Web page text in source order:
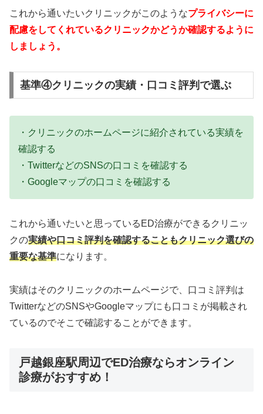
これから通いたいクリニックがこのようなプライバシーに
配慮をしてくれているクリニックかどうか確認するように
しましょう。
基準④クリニックの実績・口コミ評判で選ぶ
・クリニックのホームページに紹介されている実績を
確認する
・TwitterなどのSNSの口コミを確認する
・Googleマップの口コミを確認する
これから通いたいと思っているED治療ができるクリニッ
クの実績や口コミ評判を確認することもクリニック選びの
重要な基準になります。
実績はそのクリニックのホームページで、口コミ評判は
TwitterなどのSNSやGoogleマップにも口コミが掲載され
ているのでそこで確認することができます。
戸越銀座駅周辺でED治療ならオンライン
診療がおすすめ！